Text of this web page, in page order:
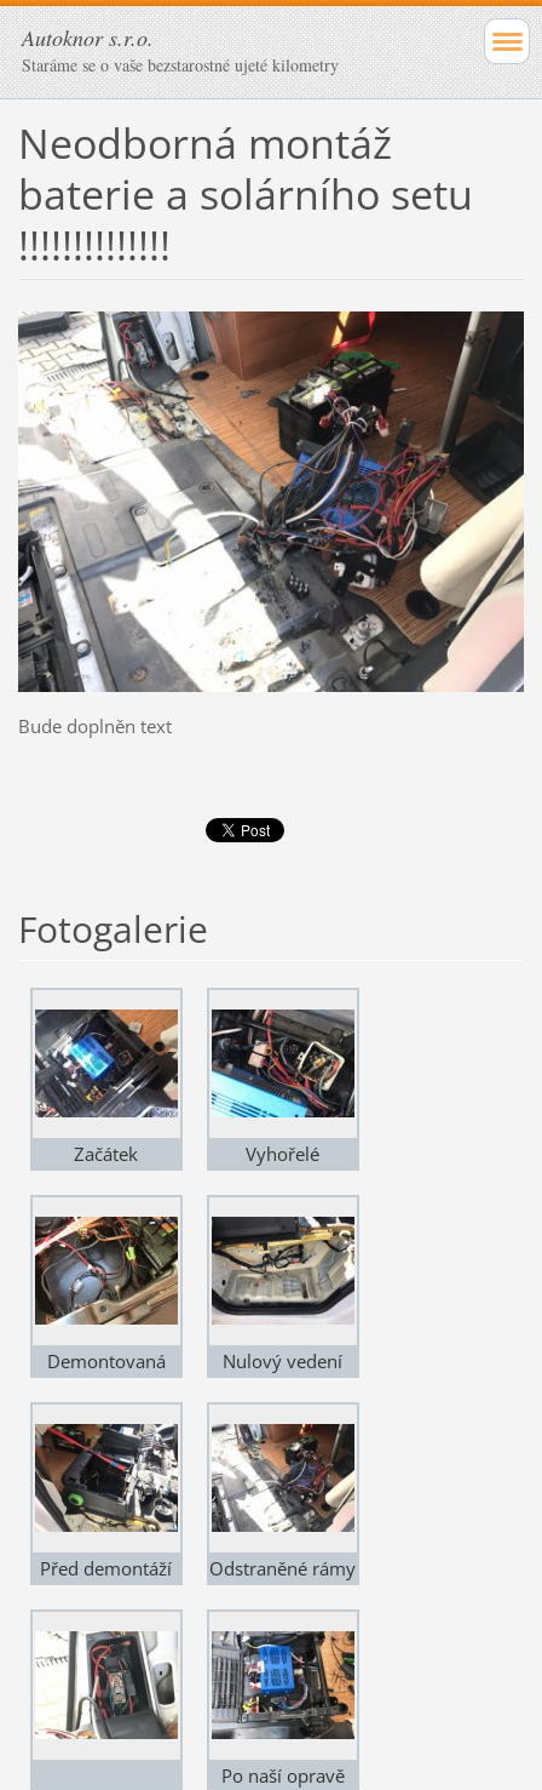
Autoknor s.r.o.
Staráme se o vaše bezstarostné ujeté kilometry
Neodborná montáž
baterie a solárního setu
!!!!!!!!!!!!!!
Bude doplněn text
Fotogalerie
Začátek
Vyhořelé
Demontovaná
Nulový vedení
Před demontáží
Odstraněné rámy
Po naší opravě